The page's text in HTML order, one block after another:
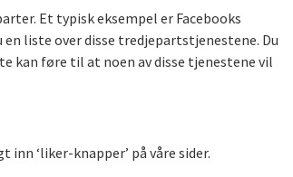
Et typisk eksempel er Facebooks
liste over disse tredjepartstjenestene. Du
kan føre til at noen av disse tjenestene vil
inn ‘liker-knapper’ på våre sider.